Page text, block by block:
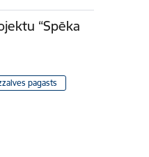
“Spēka
pagasts